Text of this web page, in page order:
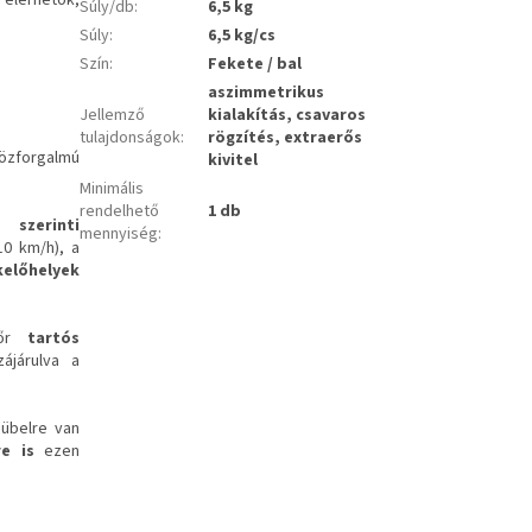
szerinti
km/h), a
tartós
a
van
is ezen
Súly/db:
6,5 kg
Súly:
6,5 kg/cs
Szín: Fekete / bal
Jellemző
tulajdonságok:
aszimmetrikus
kialakítás, csavaros
rögzítés, extraerős
kivitel
Minimális
rendelhető
mennyiség:
1 db